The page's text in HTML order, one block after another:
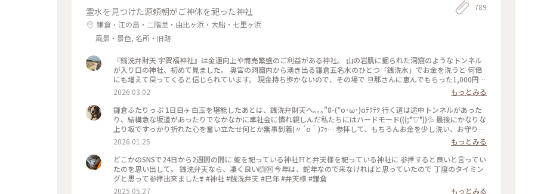
霊水を見つけた源頼朝がご神体を祀った神社
鎌倉・江の島・二階堂・由比ヶ浜・大船・七里ヶ浜
風景・景色, 名所・旧跡
789
『銭洗弁財天 宇賀福神社』は金運向上や商売繁盛のご利益がある神社。 山の岩肌に掘られた洞窟のようなトンネル
が入り口の神社、初めて見ました。 奥宮の洞窟内から湧き出る鎌倉五名水のひとつ「銭洗水」でお金を洗うと 何倍
にも増えて戻ってくると信じられています。 現金持ち歩かないので、その場で 旦那さんに恵んでもらった1,000円札
と100円玉を洗いました。 意味あるかな。 ✒︎ 源頼朝が夢のお告げで発見した洞窟の清水が由来。 北条時頼もこの神
を敬い自ら銭を洗って祈り、いつしか銭洗いの水と呼ばれるように。 御祭神は水の神、市杵島姫命（いちきしまひ
めのみこと）。 🐾 茶房 雲母の前の道をさらに10分ほど進んだ先にあります。 鎌倉駅西口から歩いて20分ほど。 #銭
洗弁財天#神奈川#鎌倉#日本遺産#銭洗弁財天宇賀福神社#はじめての鎌倉#全決の熱が冷めない#狛犬
2026.03.02
もっとみる
鎌倉ふたりっぷ 1日目✈️ 白玉を堪能したあとは、銭洗弁財天へ｡｡｡"8-(*o･ω･)oﾃｸﾃｸ 行く道は途中トンネルがあった
り、結構急な坂道があったりでなかなかに車社会に慣れ親しんだ私たちにはハードモード(((;°▽°))💦 最後にかなりな
上り坂ですっかり折れた心を奮い立たせ何とか無事到着(〃´o｀)ﾌｩ… 参拝して、もちろんお金を少し洗い、お守り等
を頂いたあとは大仏様に会いに行きました😊 運良く、銭洗弁財天を出た時にタクシー🚕が止まったので、すかさず
捕まえ無事乗車。 楽ちんで高徳院へ向かいました。 親切な運転手さんに生き方を教えてもらい、迷うことなく到着
🙌 初めてお会いする鎌倉の大仏様は、どっしりと迎えてくださいました🙇‍♀️ 後ろから見ると、背中が開いていらっし
ゃる(*´艸`) ゆっくり見たあとは長谷寺へ行きましたが、まさかのここでも長い階段🤣🤣何とか登りきってお参りを
済ませ、お次は憧れの江ノ電に乗って次の目的地へ向います🚃💨 #開運旅 #鎌倉 #銭洗弁財天#鎌倉の大仏様#長谷寺
2026.01.25
もっとみる
どこかのSNSで24日から2週間の間に 蛇を祀っている神社⛩️と弁天様を祀っている神社に 参拝すると良いと言ってい
たのを思い出して。 銭洗弁天なら、凄く良い🙆🆗 今年は、蛇年なので来なければと思っていたので 丁度のタイミン
グと思って参拝出来ました❣️ #神社 #銭洗弁天 #巳年 #弁天様 #鎌倉
2025.05.27
もっとみる